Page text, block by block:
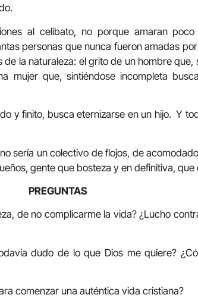
al celibato, no porque amaran
personas que nunca fueron amadas
la naturaleza: el grito de un hombre que,
mujer que, sintiéndose incompleta
y finito, busca eternizarse en un hijo. Y
sería un colectivo de flojos, de
gente que bosteza y en definitiva, que
PREGUNTAS
de no complicarme la vida? ¿Lucho
dudo de lo que Dios me quiere?
comenzar una auténtica vida cristiana?